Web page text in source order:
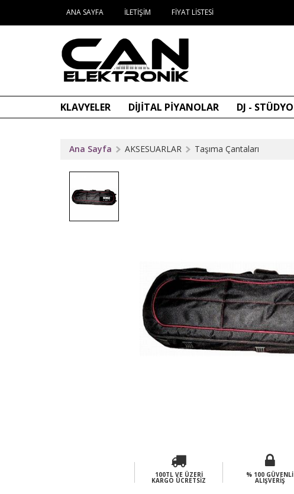
ANA SAYFA İLETIŞIM FIYAT LISTESI
KLAVYELER DİJİTAL PİYANOLAR DJ - STÜDYO
Ana Sayfa AKSESUARLAR Taşıma Çantaları
100TL VE ÜZERI
KARGO ÜCRETSIZ
% 100 GÜVENLI
ALIŞVERIŞ